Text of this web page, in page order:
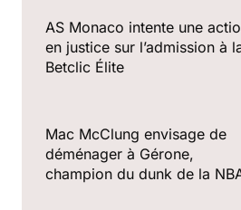
AS Monaco intente une
en justice sur l’admission à
Betclic Élite
Mac McClung envisage de
déménager à Gérone,
champion du dunk de la